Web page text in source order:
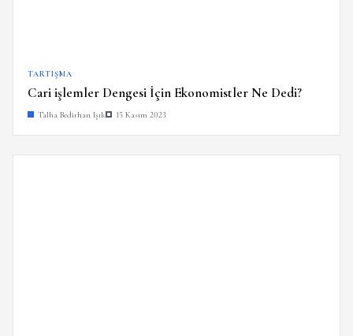
TARTIŞMA
Cari işlemler Dengesi İçin Ekonomistler Ne Dedi?
Talha Bedirhan Işık 15 Kasım 2023